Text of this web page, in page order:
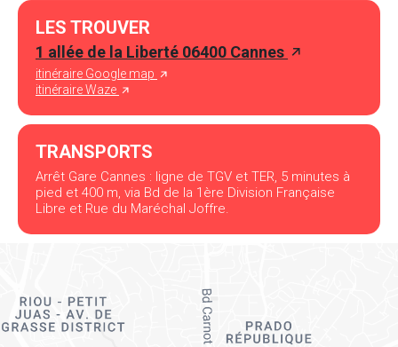
LES TROUVER
1 allée de la Liberté 06400 Cannes
itinéraire Google map
itinéraire Waze
TRANSPORTS
Arrêt Gare Cannes : ligne de TGV et TER, 5 minutes à
pied et 400 m, via Bd de la 1ère Division Française
Libre et Rue du Maréchal Joffre.